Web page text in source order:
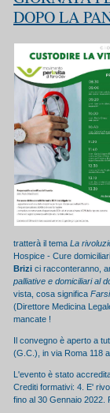
DOPO LA
tratterà il tema La
Hospice - Cure
Brizi ci racconteranno,
palliative e domiciliari al
vista, cosa significa
(Direttore Medicina
mancate !
Il convegno è aperto a
(G.C.), in via Roma 118
L'evento è stato
Crediti formativi: 4. E'
fino al 30 Gennaio 2022.